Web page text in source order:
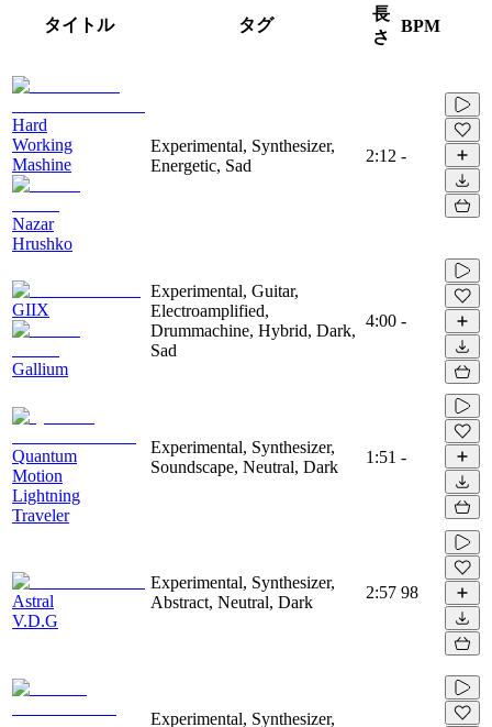
タイトル タグ
長
さ
BPM
Hard
Working
Mashine
Nazar
Hrushko
Experimental, Synthesizer,
Energetic, Sad
2:12 -
GIIX
Gallium
Experimental, Guitar,
Electroamplified,
Drummachine, Hybrid, Dark,
Sad
4:00 -
Quantum
Motion
Lightning
Traveler
Experimental, Synthesizer,
Soundscape, Neutral, Dark
1:51 -
Astral
V.D.G
Experimental, Synthesizer,
Abstract, Neutral, Dark
2:57 98
Experimental, Synthesizer,